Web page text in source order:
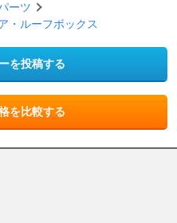
ーツ
・ルーフボックス
を投稿する
を比較する